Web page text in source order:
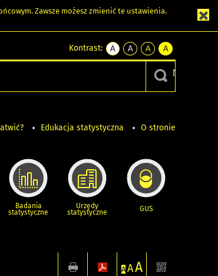
Zawsze możesz zmienić te ustawienia.
Kontrast:
A
kontrast
A
kontrast
czarnym
A
kontrast
żółty
tekst
czarnym
A
kontrast
czarny
tekst
żółtym
Edukacja statystyczna O stronie
Badania
statystyczne
Urzędy
statystyczne GUS
A AA